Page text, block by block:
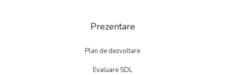
Prezentare
Plan de dezvoltare
Evaluare SDL